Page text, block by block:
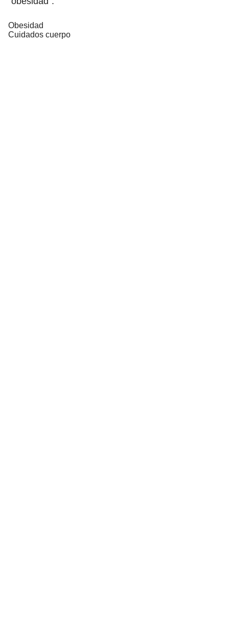
Obesidad
Cuidados cuerpo